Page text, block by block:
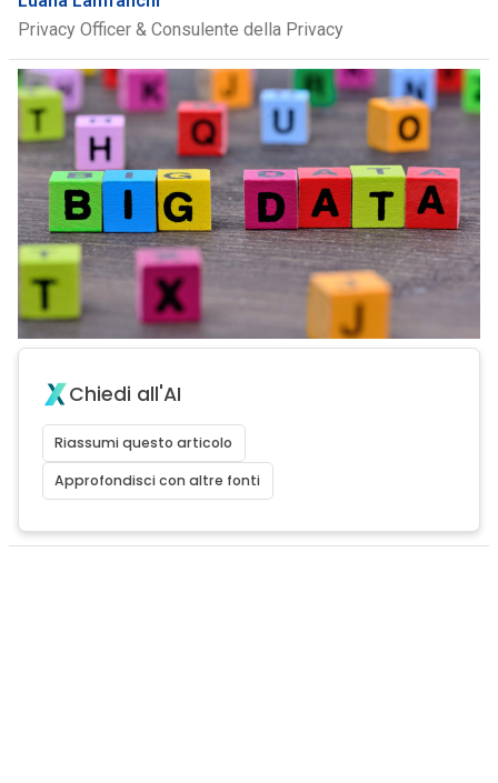
Privacy Officer & Consulente della Privacy
Chiedi all'AI
Riassumi questo articolo
Approfondisci con altre fonti